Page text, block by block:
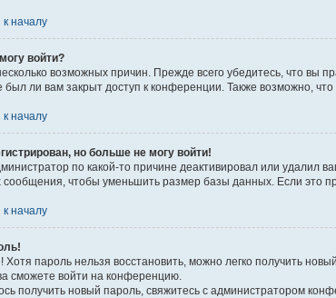
к началу
войти?
возможных причин. Прежде всего убедитесь, что вы
был ли вам закрыт доступ к конференции. Также возможно,
к началу
но больше не могу войти!
по какой-то причине деактивировал или удалил
чтобы уменьшить размер базы данных. Если это
к началу
Хотя пароль нельзя восстановить, можно легко получить
сможете войти на конференцию.
получить новый пароль, свяжитесь с администратором